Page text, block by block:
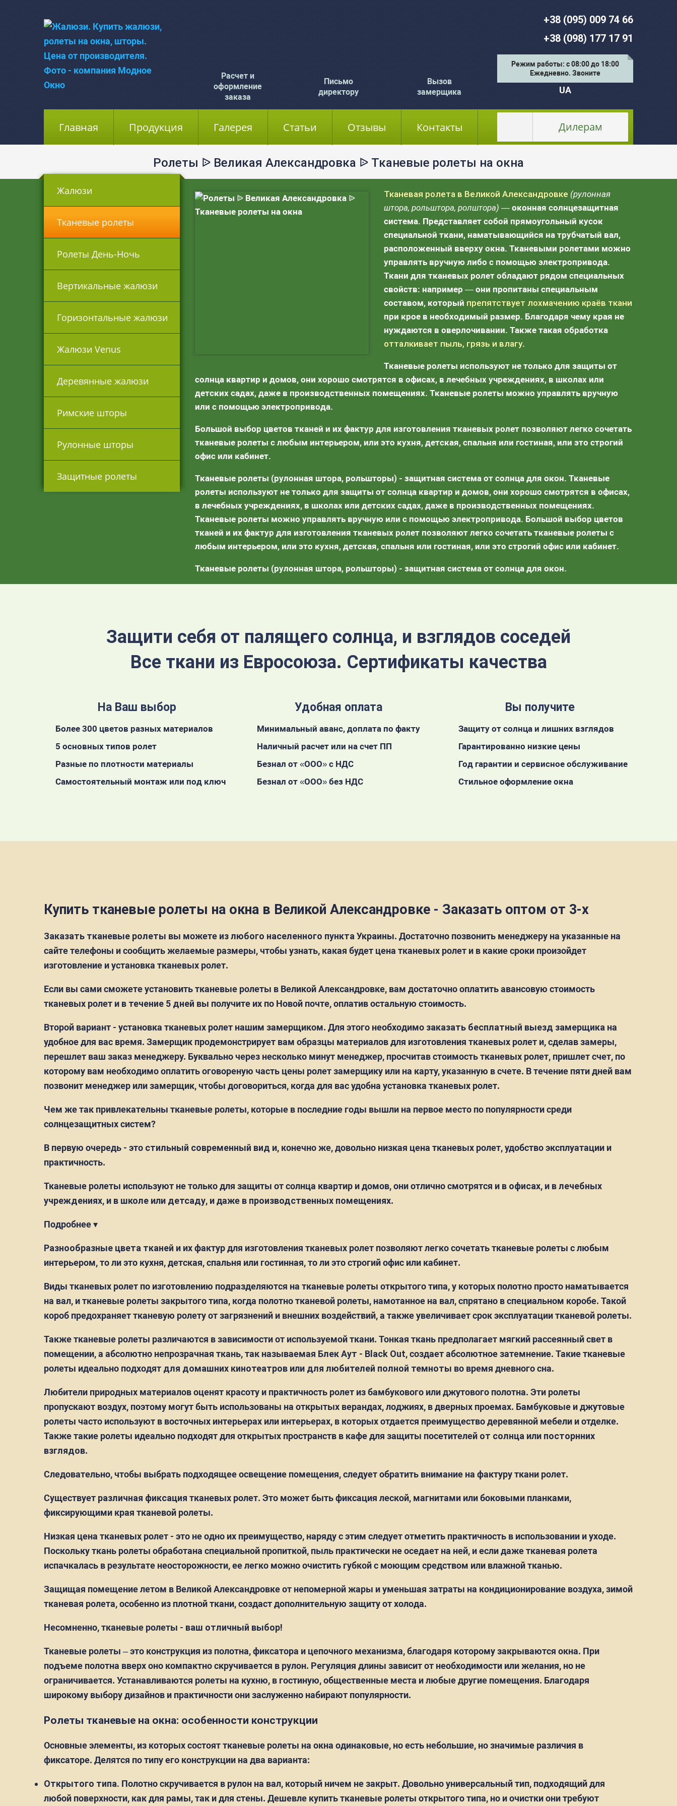
Главная (current)Продукция Галерея Статьи Отзывы Контакты Дилерам
Расчет и
оформление
заказа
Письмо
директору
Вызов
замерщика
+38 (095) 009 74 66
+38 (098) 177 17 91
Режим работы: с 08:00 до 18:00
Ежедневно. Звоните
UA
Ролеты ᐉ Великая Александровка ᐉ Тканевые ролеты на окна
Жалюзи
Тканевые ролеты
Ролеты День-Ночь
Вертикальные жалюзи
Горизонтальные жалюзи
Жалюзи Venus
Деревянные жалюзи
Римские шторы
Рулонные шторы
Защитные ролеты
Тканевая ролета в Великой Александровке (рулонная
штора, рольштора, ролштора) — оконная солнцезащитная
система. Представляет собой прямоугольный кусок
специальной ткани, наматывающийся на трубчатый вал,
расположенный вверху окна. Тканевыми ролетами можно
управлять вручную либо с помощью электропривода.
Ткани для тканевых ролет обладают рядом специальных
свойств: например — они пропитаны специальным
составом, который препятствует лохмачению краёв ткани
при крое в необходимый размер. Благодаря чему края не
нуждаются в оверлочивании. Также такая обработка
отталкивает пыль, грязь и влагу.
Тканевые ролеты используют не только для защиты от
солнца квартир и домов, они хорошо смотрятся в офисах, в лечебных учреждениях, в школах или
детских садах, даже в производственных помещениях. Тканевые ролеты можно управлять вручную
или с помощью электропривода.
Большой выбор цветов тканей и их фактур для изготовления тканевых ролет позволяют легко сочетать
тканевые ролеты с любым интерьером, или это кухня, детская, спальня или гостиная, или это строгий
офис или кабинет.
Тканевые ролеты (рулонная штора, рольшторы) - защитная система от солнца для окон. Тканевые
ролеты используют не только для защиты от солнца квартир и домов, они хорошо смотрятся в офисах,
в лечебных учреждениях, в школах или детских садах, даже в производственных помещениях.
Тканевые ролеты можно управлять вручную или с помощью электропривода. Большой выбор цветов
тканей и их фактур для изготовления тканевых ролет позволяют легко сочетать тканевые ролеты с
любым интерьером, или это кухня, детская, спальня или гостиная, или это строгий офис или кабинет.
Тканевые ролеты (рулонная штора, рольшторы) - защитная система от солнца для окон.
Защити себя от палящего солнца, и взглядов соседей
Все ткани из Евросоюза. Сертификаты качества
На Ваш выбор
Более 300 цветов разных материалов
5 основных типов ролет
Разные по плотности материалы
Самостоятельный монтаж или под ключ
Удобная оплата
Минимальный аванс, доплата по факту
Наличный расчет или на счет ПП
Безнал от «ООО» с НДС
Безнал от «ООО» без НДС
Вы получите
Защиту от солнца и лишних взглядов
Гарантированно низкие цены
Год гарантии и сервисное обслуживание
Стильное оформление окна
Купить тканевые ролеты на окна в Великой Александровке - Заказать оптом от 3-х
Заказать тканевые ролеты вы можете из любого населенного пункта Украины. Достаточно позвонить менеджеру на указанные на
сайте телефоны и сообщить желаемые размеры, чтобы узнать, какая будет цена тканевых ролет и в какие сроки произойдет
изготовление и установка тканевых ролет.
Если вы сами сможете установить тканевые ролеты в Великой Александровке, вам достаточно оплатить авансовую стоимость
тканевых ролет и в течение 5 дней вы получите их по Новой почте, оплатив остальную стоимость.
Второй вариант - установка тканевых ролет нашим замерщиком. Для этого необходимо заказать бесплатный выезд замерщика на
удобное для вас время. Замерщик продемонстрирует вам образцы материалов для изготовления тканевых ролет и, сделав замеры,
перешлет ваш заказ менеджеру. Буквально через несколько минут менеджер, просчитав стоимость тканевых ролет, пришлет счет, по
которому вам необходимо оплатить оговореную часть цены ролет замерщику или на карту, указанную в счете. В течение пяти дней вам
позвонит менеджер или замерщик, чтобы договориться, когда для вас удобна установка тканевых ролет.
Чем же так привлекательны тканевые ролеты, которые в последние годы вышли на первое место по популярности среди
солнцезащитных систем?
В первую очередь - это стильный современный вид и, конечно же, довольно низкая цена тканевых ролет, удобство эксплуатации и
практичность.
Тканевые ролеты используют не только для защиты от солнца квартир и домов, они отлично смотрятся и в офисах, и в лечебных
учреждениях, и в школе или детсаду, и даже в производственных помещениях.
Подробнее ▾
Разнообразные цвета тканей и их фактур для изготовления тканевых ролет позволяют легко сочетать тканевые ролеты с любым
интерьером, то ли это кухня, детская, спальня или гостинная, то ли это строгий офис или кабинет.
Виды тканевых ролет по изготовлению подразделяются на тканевые ролеты открытого типа, у которых полотно просто наматывается
на вал, и тканевые ролеты закрытого типа, когда полотно тканевой ролеты, намотанное на вал, спрятано в специальном коробе. Такой
короб предохраняет тканевую ролету от загрязнений и внешних воздействий, а также увеличивает срок эксплуатации тканевой ролеты.
Также тканевые ролеты различаются в зависимости от используемой ткани. Тонкая ткань предполагает мягкий рассеянный свет в
помещении, а абсолютно непрозрачная ткань, так называемая Блек Аут - Black Out, создает абсолютное затемнение. Такие тканевые
ролеты идеально подходят для домашних кинотеатров или для любителей полной темноты во время дневного сна.
Любители природных материалов оценят красоту и практичность ролет из бамбукового или джутового полотна. Эти ролеты
пропускают воздух, поэтому могут быть использованы на открытых верандах, лоджиях, в дверных проемах. Бамбуковые и джутовые
ролеты часто используют в восточных интерьерах или интерьерах, в которых отдается преимущество деревянной мебели и отделке.
Также такие ролеты идеально подходят для открытых пространств в кафе для защиты посетителей от солнца или посторнних
взглядов.
Следовательно, чтобы выбрать подходящее освещение помещения, следует обратить внимание на фактуру ткани ролет.
Существует различная фиксация тканевых ролет. Это может быть фиксация леской, магнитами или боковыми планками,
фиксирующими края тканевой ролеты.
Низкая цена тканевых ролет - это не одно их преимущество, наряду с этим следует отметить практичность в использовании и уходе.
Поскольку ткань ролеты обработана специальной пропиткой, пыль практически не оседает на ней, и если даже тканевая ролета
испачкалась в результате неосторожности, ее легко можно очистить губкой с моющим средством или влажной тканью.
Защищая помещение летом в Великой Александровке от непомерной жары и уменьшая затраты на кондиционирование воздуха, зимой
тканевая ролета, особенно из плотной ткани, создаст дополнительную защиту от холода.
Несомненно, тканевые ролеты - ваш отличный выбор!
Тканевые ролеты – это конструкция из полотна, фиксатора и цепочного механизма, благодаря которому закрываются окна. При
подъеме полотна вверх оно компактно скручивается в рулон. Регуляция длины зависит от необходимости или желания, но не
ограничивается. Устанавливаются ролеты на кухню, в гостиную, общественные места и любые другие помещения. Благодаря
широкому выбору дизайнов и практичности они заслуженно набирают популярности.
Ролеты тканевые на окна: особенности конструкции
Основные элементы, из которых состоят тканевые ролеты на окна одинаковые, но есть небольшие, но значимые различия в
фиксаторе. Делятся по типу его конструкции на два варианта:
Открытого типа. Полотно скручивается в рулон на вал, который ничем не закрыт. Довольно универсальный тип, подходящий для
любой поверхности, как для рамы, так и для стены. Дешевле купить тканевые ролеты открытого типа, но и очистки они требуют